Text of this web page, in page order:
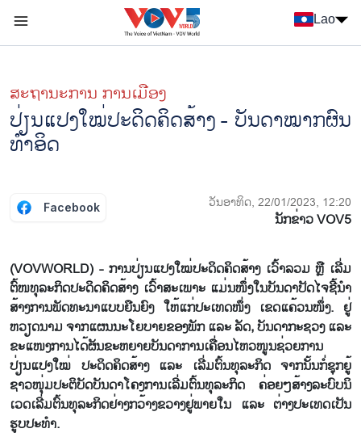
Lao
ສະຖານະການ ການເມືອງ
ປ່ຽນແປງໃໝ່ປະດິດຄິດສ້າງ - ບັນດາໝາກຜົນ
ທຳອິດ
Facebook ວັນອາທິດ, 22/01/2023, 12:20
ນັກ​ຂ່າວ VOV5
(VOVWORLD) - ການປ່ຽນແປງໃໝ່ປະດິດຄິດສ້າງ ເວົ້າລວມ ຫຼື ເລີ່ມ
ຕົ້ໜທຸລະກິດປະດິດຄິດສ້າງ ເວົ້າສະເພາະ ແມ່ນໜຶ່ງໃນບັນດາປັດໄຈຊີ້ນຳ
ສ້າງການພັດທະນາແບບຍືນຍົງ ໃຫ້ແກ່ປະເທດໜຶ່ງ ເຂດແຄ້ວນໜຶ່ງ. ຢູ່
ຫວຽດນາມ ຈາກແຜນນະໂຍບາຍຂອງພັກ ແລະ ລັດ, ບັນດາກະຊວງ ແລະ
ຂະແໜງການໄດ້ຜັນຂະຫຍາຍບັນດາການເຄື່ອນໄຫວໜູນຊ່ວຍການ
ປ່ຽນແປງໃໝ່ ປະດິດຄິດສ້າງ ແລະ ເລີ່ມຕົ້ນທຸລະກິດ ຈາກນັ້ນກໍ່ຊຸກຍູ້
ຊາວໜຸ່ມປະຕິບັດບັນດາໂຄງການເລີ່ມຕົ້ນທຸລະກິດ ຄ່ອຍໆສ້າງລະບົບນິ
ເວດເລີ່ມຕົ້ນທຸລະກິດຢ່າງກວ້າງຂວາງຢູ່ພາຍໃນ ແລະ ຕ່າງປະເທດເປັນ
ຮູບປະທຳ.